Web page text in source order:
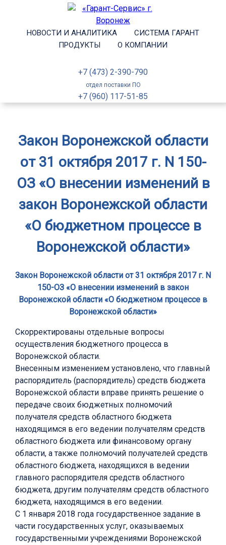
НОВОСТИ И АНАЛИТИКА
СИСТЕМА ГАРАНТ
ПРОДУКТЫ
О КОМПАНИИ
+7 (473) 2-390-790
отдел поставки ПО
+7 (960) 117-51-85
Закон Воронежской области
от 31 октября 2017 г. N 150-
ОЗ «О внесении изменений в
закон Воронежской области
«О бюджетном процессе в
Воронежской области»
Закон Воронежской области от 31 октября 2017 г. N
150-ОЗ «О внесении изменений в закон
Воронежской области «О бюджетном процессе в
Воронежской области»
Скорректированы отдельные вопросы
осуществления бюджетного процесса в
Воронежской области.
Внесенным изменением установлено, что главный
распорядитель (распорядитель) средств бюджета
Воронежской области вправе принять решение о
передаче своих бюджетных полномочий
получателя средств областного бюджета
находящимся в его ведении получателям средств
областного бюджета или финансовому органу
области, а также полномочий получателей средств
областного бюджета, находящихся в ведении
главного распорядителя средств областного
бюджета, другим получателям средств областного
бюджета, находящимся в его ведении.
С 1 января 2018 года государственное задание в
части государственных услуг, оказываемых
государственными учреждениями Воронежской